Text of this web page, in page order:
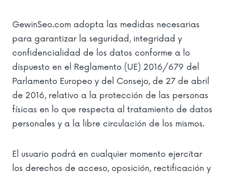
GewinSeo.com adopta las medidas necesarias
para garantizar la seguridad, integridad y
confidencialidad de los datos conforme a lo
dispuesto en el Reglamento (UE) 2016/679 del
Parlamento Europeo y del Consejo, de 27 de abril
de 2016, relativo a la protección de las personas
físicas en lo que respecta al tratamiento de datos
personales y a la libre circulación de los mismos.
El usuario podrá en cualquier momento ejercitar
los derechos de acceso, oposición, rectificación y